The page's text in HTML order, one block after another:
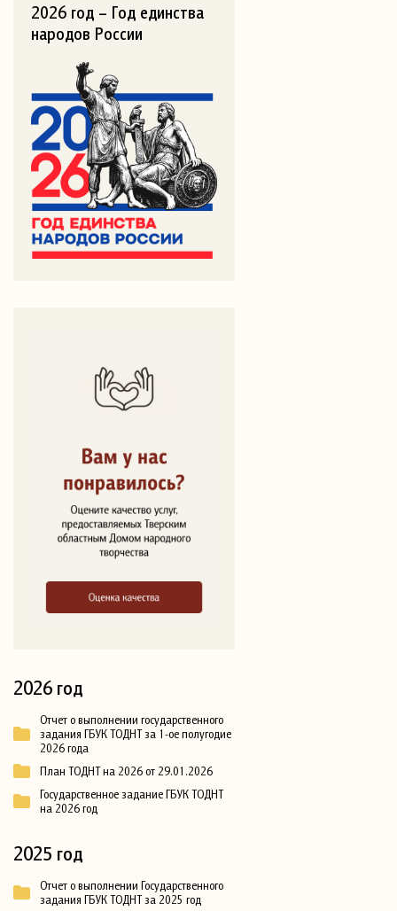
2026 год – Год единства
народов России
2026 год
Отчет о выполнении государственного
задания ГБУК ТОДНТ за 1-ое полугодие
2026 года
План ТОДНТ на 2026 от 29.01.2026
Государственное задание ГБУК ТОДНТ
на 2026 год
2025 год
Отчет о выполнении Государственного
задания ГБУК ТОДНТ за 2025 год